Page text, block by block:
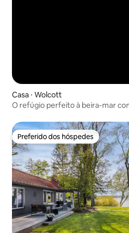
Casa ⋅ Wolcott
O refúgio perfeito à beira-mar
Preferido dos hóspedes
Preferido dos hóspedes